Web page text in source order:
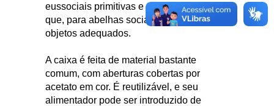
eussociais primitivas e solitárias, uma vez
que, para abelhas sociais, já existem
objetos adequados.
A caixa é feita de material bastante
comum, com aberturas cobertas por
acetato em cor. É reutilizável, e seu
alimentador pode ser introduzido de